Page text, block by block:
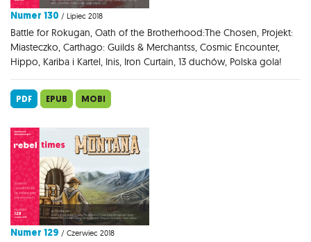
Numer 130 / Lipiec 2018
Battle for Rokugan, Oath of the Brotherhood:The Chosen, Projekt:
Miasteczko, Carthago: Guilds & Merchantss, Cosmic Encounter,
Hippo, Kariba i Kartel, Inis, Iron Curtain, 13 duchów, Polska gola!
PDF EPUB MOBI
Numer 129 / Czerwiec 2018